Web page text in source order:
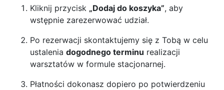
Kliknij przycisk „Dodaj do koszyka”, aby
wstępnie zarezerwować udział.
Po rezerwacji skontaktujemy się z Tobą w celu
ustalenia dogodnego terminu realizacji
warsztatów w formule stacjonarnej.
Płatności dokonasz dopiero po potwierdzeniu